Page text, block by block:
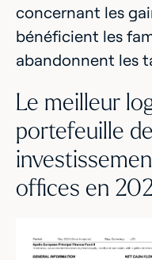
concernant les
bénéficient les
abandonnent les
Le meilleur
portefeuille
offices en